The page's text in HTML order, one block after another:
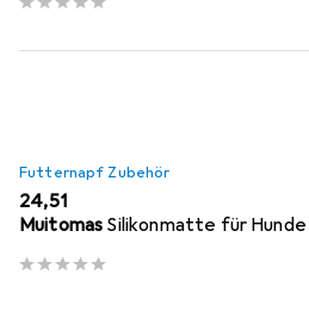
Futternapf Zubehör
EUR
24,51
Muitomas Silikonmatte für